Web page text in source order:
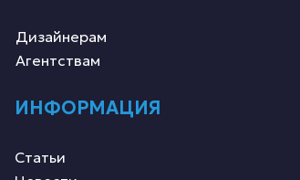
ИНФОРМАЦИЯ
Агентствам
Статьи
Дизайнерам